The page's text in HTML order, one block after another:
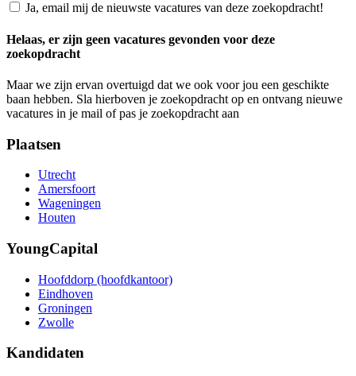
Ja, email mij de nieuwste vacatures van deze zoekopdracht!
Helaas, er zijn geen vacatures gevonden voor deze
zoekopdracht
Maar we zijn ervan overtuigd dat we ook voor jou een geschikte
baan hebben. Sla hierboven je zoekopdracht op en ontvang nieuwe
vacatures in je mail of pas je zoekopdracht aan
Plaatsen
Utrecht
Amersfoort
Wageningen
Houten
YoungCapital
Hoofddorp (hoofdkantoor)
Eindhoven
Groningen
Zwolle
Kandidaten